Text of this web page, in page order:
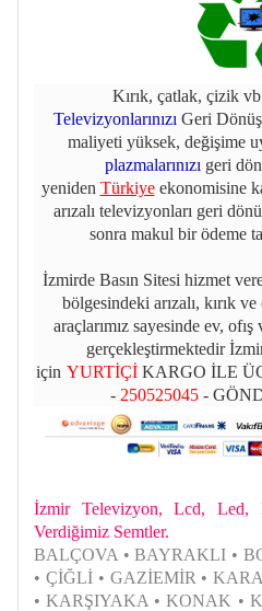
Kırık, çatlak, çizik
Televizyonlarınızı Geri
maliyeti yüksek, değişime
plazmalarınızı geri
yeniden Türkiyeekonomisine
arızalı televizyonları geri
sonra makul bir ödeme
İzmirde Basın Sitesi hizmet
bölgesindeki arızalı, kırık
araçlarımız sayesinde ev,
gerçekleştirmektedir
için YURTİÇİ KARGO İLE
- 250525045 -
İzmir Televizyon, Lcd, Led,
Verdiğimiz Semtler.
BALÇOVA • BAYRAKLI •
• ÇİĞLİ • GAZİEMİR •
• KARŞIYAKA • KONAK •